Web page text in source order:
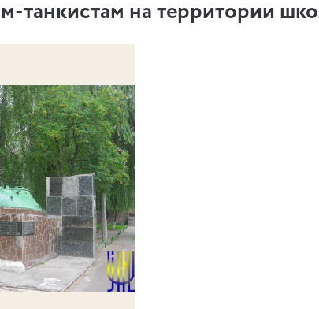
танкистам на территории